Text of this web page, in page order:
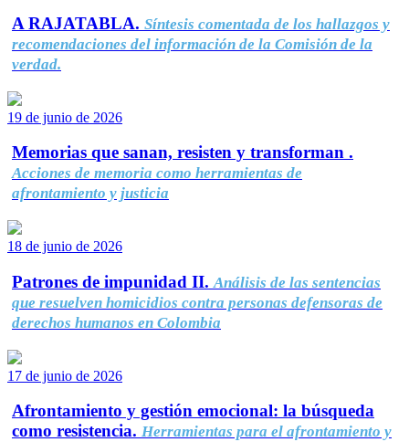
A RAJATABLA. Síntesis comentada de los hallazgos y
recomendaciones del información de la Comisión de la
verdad.
19 de junio de 2026
Memorias que sanan, resisten y transforman .
Acciones de memoria como herramientas de
afrontamiento y justicia
18 de junio de 2026
Patrones de impunidad II. Análisis de las sentencias
que resuelven homicidios contra personas defensoras de
derechos humanos en Colombia
17 de junio de 2026
Afrontamiento y gestión emocional: la búsqueda
como resistencia. Herramientas para el afrontamiento y